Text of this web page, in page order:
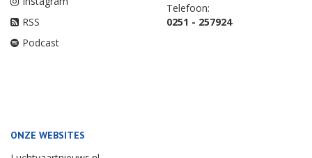
RSS
Podcast
Telefoon:
0251 - 257924
ONZE WEBSITES